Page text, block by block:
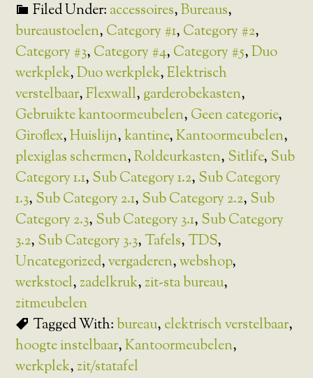
Filed Under: accessoires,Bureaus,
bureaustoelen, Category #1, Category #2,
Category #3, Category #4, Category #5,Duo
werkplek,Duo werkplek,Elektrisch
verstelbaar,Flexwall, garderobekasten,
Gebruikte kantoormeubelen, Geen categorie,
Giroflex,Huislijn,kantine,Kantoormeubelen,
plexiglas schermen,Roldeurkasten, Sitlife, Sub
Category 1.1, Sub Category 1.2, Sub Category
1.3, Sub Category 2.1, Sub Category 2.2, Sub
Category 2.3, Sub Category 3.1, Sub Category
3.2, Sub Category 3.3, Tafels, TDS,
Uncategorized,vergaderen,webshop,
werkstoel, zadelkruk, zit-sta bureau,
zitmeubelen
Tagged With:bureau, elektrisch verstelbaar,
hoogte instelbaar,Kantoormeubelen,
werkplek, zit/statafel